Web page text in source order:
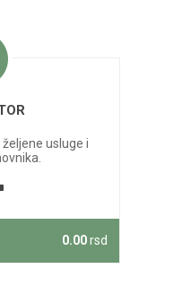
usluge i
0.00rsd